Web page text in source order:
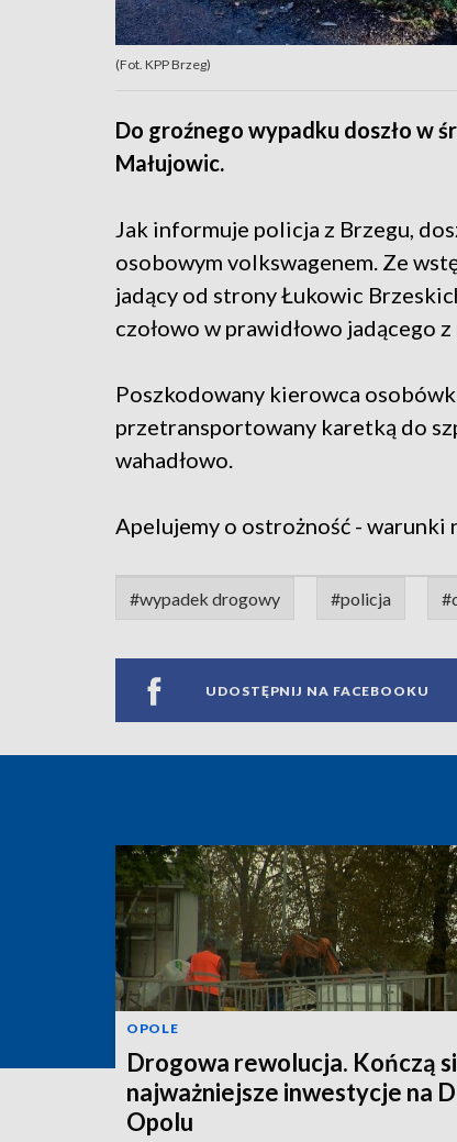
(Fot. KPP Brzeg)
Do groźnego wypadku doszło w
Małujowic.
Jak informuje policja z Brzegu,
osobowym volkswagenem. Ze
jadący od strony Łukowic
czołowo w prawidłowo jadącego
Poszkodowany kierowca
przetransportowany karetką do
wahadłowo.
Apelujemy o ostrożność - warunki
#wypadek drogowy #policja
UDOSTĘPNIJ NA FACEBOOKU
OPOLE
Drogowa rewolucja. Kończą
najważniejsze inwestycje na
Opolu